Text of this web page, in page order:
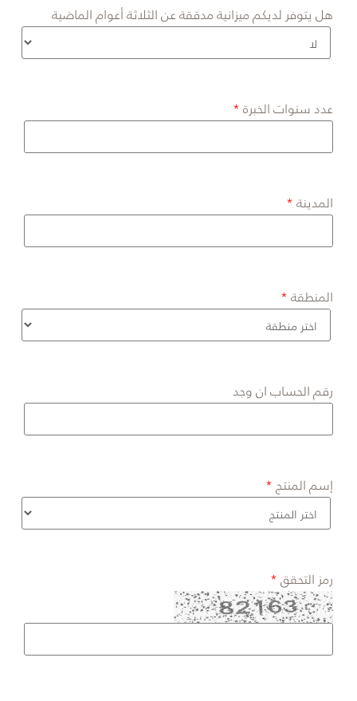
هل يتوفر لديكم ميزانية مدققة عن الثلاثة أعوام الماضية
عدد سنوات الخبرة
المدينة
المنطقة
رقم الحساب ان وجد
إسم المنتج
رمز التحقق